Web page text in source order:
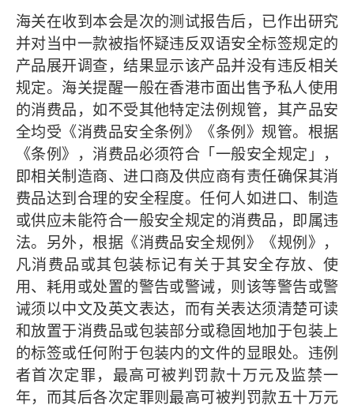
海关在收到本会是次的测试报告后，已作出研究
并对当中一款被指怀疑违反双语安全标签规定的
产品展开调查，结果显示该产品并没有违反相关
规定。海关提醒一般在香港市面出售予私人使用
的消费品，如不受其他特定法例规管，其产品安
全均受《消费品安全条例》《条例》规管。根据
《条例》，消费品必须符合「一般安全规定」，
即相关制造商、进口商及供应商有责任确保其消
费品达到合理的安全程度。任何人如进口、制造
或供应未能符合一般安全规定的消费品，即属违
法。另外，根据《消费品安全规例》《规例》，
凡消费品或其包装标记有关于其安全存放、使
用、耗用或处置的警告或警诫，则该等警告或警
诫须以中文及英文表达，而有关表达须清楚可读
和放置于消费品或包装部分或稳固地加于包装上
的标签或任何附于包装内的文件的显眼处。违例
者首次定罪，最高可被判罚款十万元及监禁一
年，而其后各次定罪则最高可被判罚款五十万元